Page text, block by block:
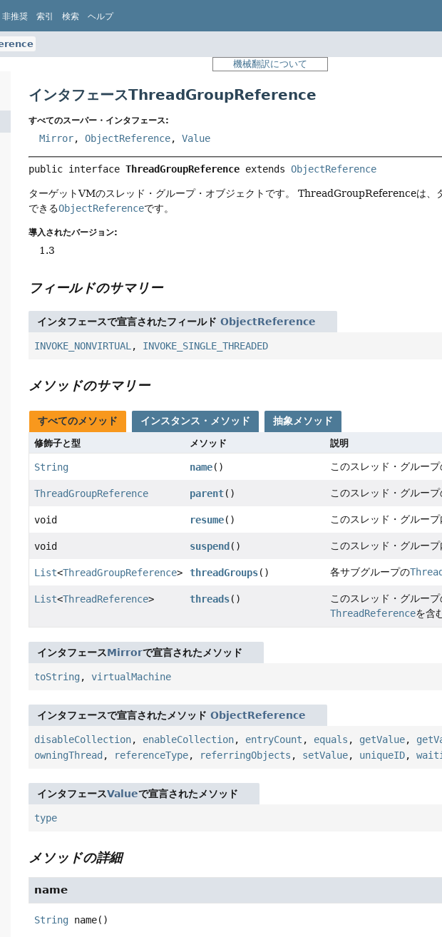
非推奨 索引 検索 ヘルプ
機械翻訳について
インタフェースThreadGroupReference
すべてのスーパー・インタフェース:
Mirror,ObjectReference,Value
public interface ThreadGroupReference extends ObjectReference
ターゲットVMのスレッド・グループ・オブジェクトです。
ThreadGroupReferenceは、
できるObjectReferenceです。
導入されたバージョン:
1.3
フィールドのサマリー
インタフェースで宣言されたフィールドObjectReference
INVOKE_NONVIRTUAL , INVOKE_SINGLE_THREADED
メソッドのサマリー
すべてのメソッド インスタンス・メソッド 抽象メソッド
修飾子と型 メソッド 説明
String name() このスレッド・グループ
ThreadGroupReference parent() このスレッド・グループ
void resume() このスレッド・グルー
void suspend () このスレッド・グルー
List<ThreadGroupReference> threadGroups() 各サブグループの
List<ThreadReference> threads()
このスレッド・グルー
ThreadReferenceを含
インタフェースMirrorで宣言されたメソッド
toString ,virtualMachine
インタフェースで宣言されたメソッドObjectReference
disableCollection, enableCollection, entryCount , equals , getValue,
owningThread , referenceType, referringObjects , setValue, uniqueID,
インタフェースValueで宣言されたメソッド
type
メソッドの詳細
name
String name()